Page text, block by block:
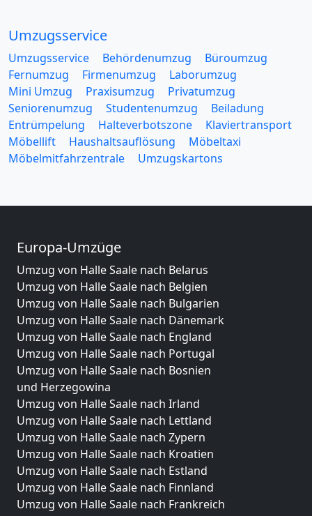
Umzugsservice
Umzugsservice Behördenumzug
Büroumzug
Fernumzug
Firmenumzug
Laborumzug
Mini Umzug
Praxisumzug
Privatumzug
Seniorenumzug
Studentenumzug
Beiladung
Entrümpelung
Halteverbotszone
Klaviertransport
Möbellift
Haushaltsauflösung
Möbeltaxi
Möbelmitfahrzentrale
Umzugskartons
Europa-Umzüge
Umzug von Halle Saale nach Belarus
Umzug von Halle Saale nach Belgien
Umzug von Halle Saale nach Bulgarien
Umzug von Halle Saale nach Dänemark
Umzug von Halle Saale nach England
Umzug von Halle Saale nach Portugal
Umzug von Halle Saale nach Bosnien
und Herzegowina
Umzug von Halle Saale nach Irland
Umzug von Halle Saale nach Lettland
Umzug von Halle Saale nach Zypern
Umzug von Halle Saale nach Kroatien
Umzug von Halle Saale nach Estland
Umzug von Halle Saale nach Finnland
Umzug von Halle Saale nach Frankreich